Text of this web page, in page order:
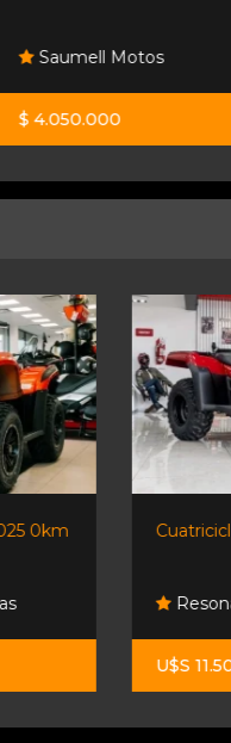
Saumell Motos
$ 4.050.000
Cuatriciclo Honda Trx 420
Resonancias Honda